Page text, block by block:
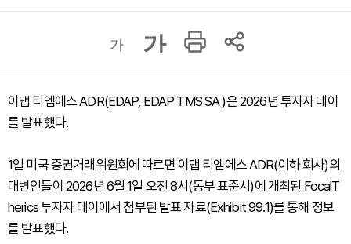
가 가
이댑 티엠에스 ADR(EDAP, EDAP TMS SA )은 2026년 투자자 데이
를 발표했다.
1일 미국 증권거래위원회에 따르면 이댑 티엠에스 ADR(이하 회사)의
대변인들이 2026년 6월 1일 오전 8시(동부 표준시)에 개최된 FocalT
herics 투자자 데이에서 첨부된 발표 자료(Exhibit 99.1)를 통해 정보
를 발표했다.